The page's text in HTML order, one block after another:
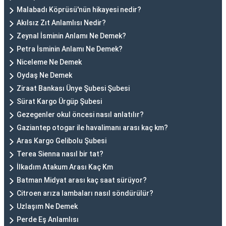
Malabadı Köprüsü'nün hikayesi nedir?
Akılsız Zıt Anlamlısı Nedir?
Zeynal İsminin Anlamı Ne Demek?
Petra İsminin Anlamı Ne Demek?
Niceleme Ne Demek
Oydaş Ne Demek
Ziraat Bankası Ünye Şubesi Şubesi
Sürat Kargo Ürgüp Şubesi
Gezegenler okul öncesi nasıl anlatılır?
Gaziantep otogar ile havalimanı arası kaç km?
Aras Kargo Gelibolu Şubesi
Terea Sienna nasıl bir tat?
İlkadım Atakum Arası Kaç Km
Batman Midyat arası kaç saat sürüyor?
Citroen arıza lambaları nasıl söndürülür?
Uzlaşım Ne Demek
Perde Eş Anlamlısı